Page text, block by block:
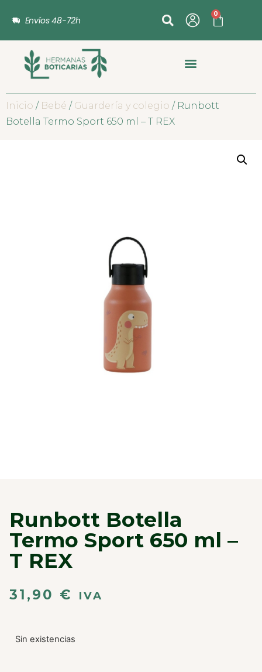
Envíos 48-72h
0
Inicio / Bebé / Guardería y colegio / Runbott
Botella Termo Sport 650 ml – T REX
Runbott Botella
Termo Sport 650 ml –
T REX
31,90 € IVA
Sin existencias